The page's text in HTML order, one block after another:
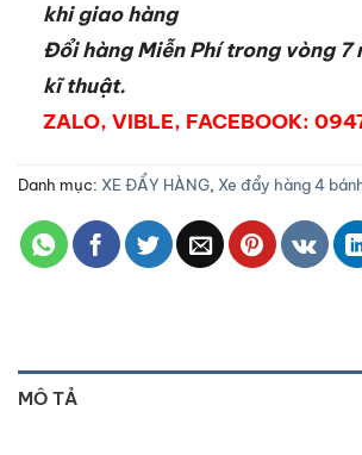
khi giao hàng
Đổi hàng Miễn Phí trong vòng 7
kĩ thuật.
ZALO, VIBLE, FACEBOOK:
Danh mục: XE ĐẨY HÀNG Xe đẩy hàng 4
MÔ TẢ